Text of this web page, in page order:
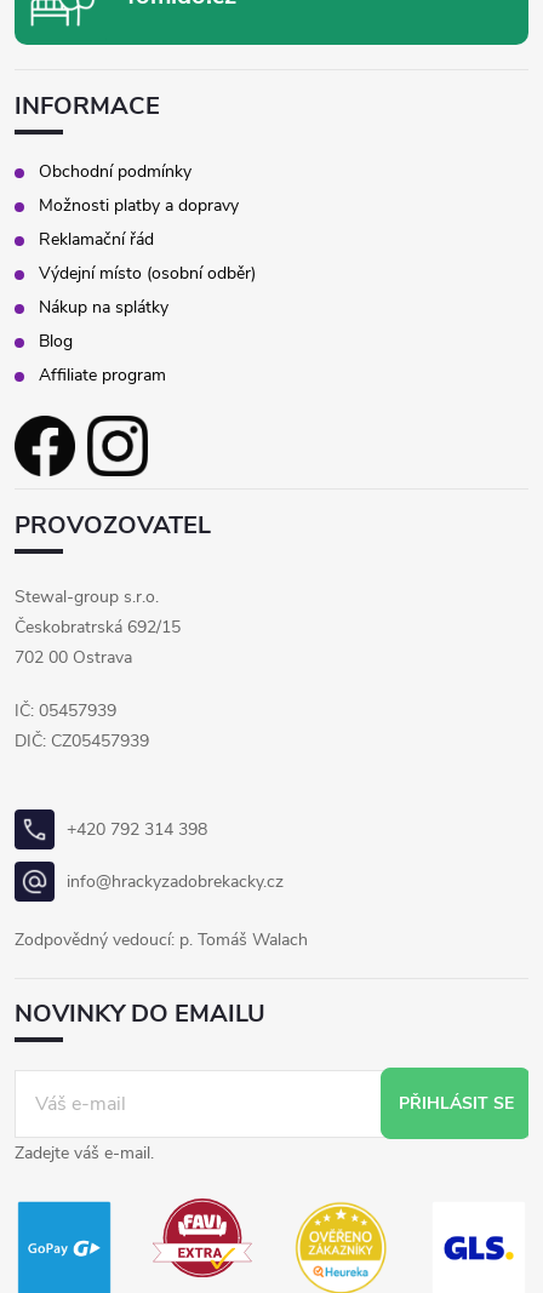
INFORMACE
Obchodní podmínky
Možnosti platby a dopravy
Reklamační řád
Výdejní místo (osobní odběr)
Nákup na splátky
Blog
Affiliate program
PROVOZOVATEL
Stewal-group s.r.o.
Českobratrská 692/15
702 00 Ostrava
IČ: 05457939
DIČ: CZ05457939
+420 792 314 398
info@hrackyzadobrekacky.cz
Zodpovědný vedoucí: p. Tomáš Walach
NOVINKY DO EMAILU
PŘIHLÁSIT SE
Zadejte váš e-mail.